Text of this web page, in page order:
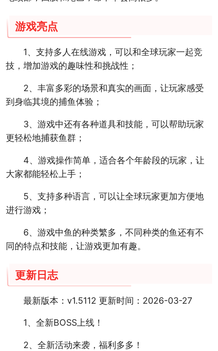
游戏亮点
1、支持多人在线游戏，可以和全球玩家一起竞
技，增加游戏的趣味性和挑战性；
2、丰富多彩的场景和真实的画面，让玩家感受
到身临其境的捕鱼体验；
3、游戏中还有各种道具和技能，可以帮助玩家
更轻松地捕获鱼群；
4、游戏操作简单，适合各个年龄段的玩家，让
大家都能轻松上手；
5、支持多种语言，可以让全球玩家更加方便地
进行游戏；
6、游戏中鱼的种类繁多，不同种类的鱼还有不
同的特点和技能，让游戏更加有趣。
更新日志
最新版本：v1.5112 更新时间：2026-03-27
1、全新BOSS上线！
2、全新活动来袭，福利多多！